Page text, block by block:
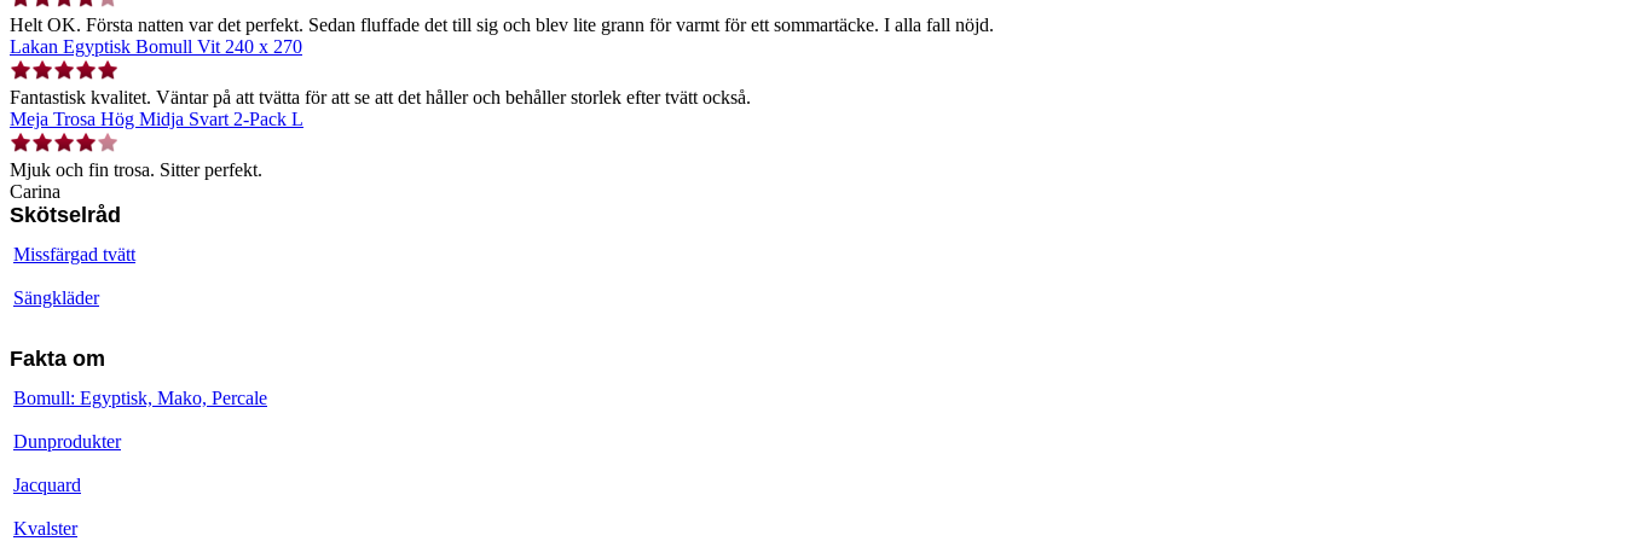
Helt OK. Första natten var det perfekt. Sedan fluffade det till sig och blev lite grann för varmt för ett sommartäcke. I alla fall nöjd.
Lakan Egyptisk Bomull Vit 240 x 270
Fantastisk kvalitet. Väntar på att tvätta för att se att det håller och behåller storlek efter tvätt också.
Meja Trosa Hög Midja Svart 2-Pack L
Mjuk och fin trosa. Sitter perfekt.
Carina
Skötselråd
Missfärgad tvätt
Sängkläder
Fakta om
Bomull: Egyptisk, Mako, Percale
Dunprodukter
Jacquard
Kvalster